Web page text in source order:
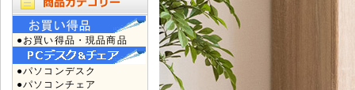
●お買い得品・現品商品
●パソコンデスク
●パソコンチェア